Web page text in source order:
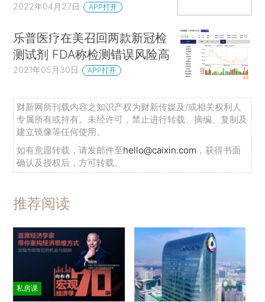
2022年04月27日 APP打开
乐普医疗在美召回两款新冠检
测试剂 FDA称检测错误风险高
2021年05月30日 APP打开
财新网所刊载内容之知识产权为财新传媒及/或相关权利人
专属所有或持有。未经许可，禁止进行转载、摘编、复制及
建立镜像等任何使用。
如有意愿转载，请发邮件至hello@caixin.com ，获得书面
确认及授权后，方可转载。
推荐阅读
私房课